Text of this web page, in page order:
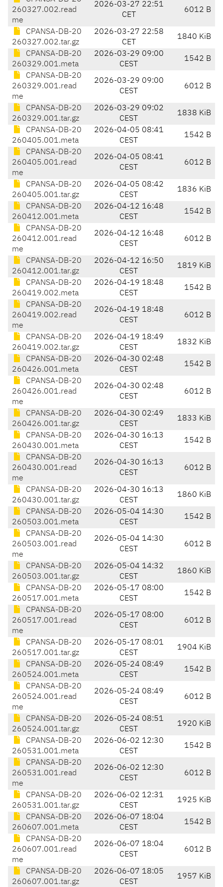
260327.002.read
me
2026-03-27 22:51
CET
6012 B
CPANSA-DB-20
260327.002.tar.gz
2026-03-27 22:58
CET
1840 KiB
CPANSA-DB-20
260329.001.meta
2026-03-29 09:00
CEST
1542 B
CPANSA-DB-20
260329.001.read
me
2026-03-29 09:00
CEST
6012 B
CPANSA-DB-20
260329.001.tar.gz
2026-03-29 09:02
CEST
1838 KiB
CPANSA-DB-20
260405.001.meta
2026-04-05 08:41
CEST
1542 B
CPANSA-DB-20
260405.001.read
me
2026-04-05 08:41
CEST
6012 B
CPANSA-DB-20
260405.001.tar.gz
2026-04-05 08:42
CEST
1836 KiB
CPANSA-DB-20
260412.001.meta
2026-04-12 16:48
CEST
1542 B
CPANSA-DB-20
260412.001.read
me
2026-04-12 16:48
CEST
6012 B
CPANSA-DB-20
260412.001.tar.gz
2026-04-12 16:50
CEST
1819 KiB
CPANSA-DB-20
260419.002.meta
2026-04-19 18:48
CEST
1542 B
CPANSA-DB-20
260419.002.read
me
2026-04-19 18:48
CEST
6012 B
CPANSA-DB-20
260419.002.tar.gz
2026-04-19 18:49
CEST
1832 KiB
CPANSA-DB-20
260426.001.meta
2026-04-30 02:48
CEST
1542 B
CPANSA-DB-20
260426.001.read
me
2026-04-30 02:48
CEST
6012 B
CPANSA-DB-20
260426.001.tar.gz
2026-04-30 02:49
CEST
1833 KiB
CPANSA-DB-20
260430.001.meta
2026-04-30 16:13
CEST
1542 B
CPANSA-DB-20
260430.001.read
me
2026-04-30 16:13
CEST
6012 B
CPANSA-DB-20
260430.001.tar.gz
2026-04-30 16:13
CEST
1860 KiB
CPANSA-DB-20
260503.001.meta
2026-05-04 14:30
CEST
1542 B
CPANSA-DB-20
260503.001.read
me
2026-05-04 14:30
CEST
6012 B
CPANSA-DB-20
260503.001.tar.gz
2026-05-04 14:32
CEST
1860 KiB
CPANSA-DB-20
260517.001.meta
2026-05-17 08:00
CEST
1542 B
CPANSA-DB-20
260517.001.read
me
2026-05-17 08:00
CEST
6012 B
CPANSA-DB-20
260517.001.tar.gz
2026-05-17 08:01
CEST
1904 KiB
CPANSA-DB-20
260524.001.meta
2026-05-24 08:49
CEST
1542 B
CPANSA-DB-20
260524.001.read
me
2026-05-24 08:49
CEST
6012 B
CPANSA-DB-20
260524.001.tar.gz
2026-05-24 08:51
CEST
1920 KiB
CPANSA-DB-20
260531.001.meta
2026-06-02 12:30
CEST
1542 B
CPANSA-DB-20
260531.001.read
me
2026-06-02 12:30
CEST
6012 B
CPANSA-DB-20
260531.001.tar.gz
2026-06-02 12:31
CEST
1925 KiB
CPANSA-DB-20
260607.001.meta
2026-06-07 18:04
CEST
1542 B
CPANSA-DB-20
260607.001.read
me
2026-06-07 18:04
CEST
6012 B
CPANSA-DB-20
260607.001.tar.gz
2026-06-07 18:05
CEST
1957 KiB